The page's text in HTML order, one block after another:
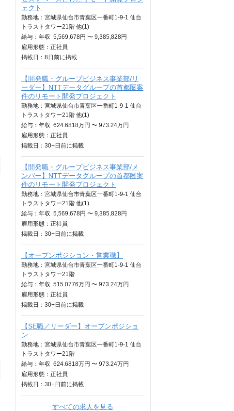
ェクト
勤務地：宮城県仙台市青葉区一番町1-9-1 仙台
トラストタワー21階 他(1)
給与： 年収 5,569,678円 〜 9,385,828円
雇用形態：正社員
掲載日： 8日 前に掲載
【開発職・グループビジネス事業部/リ
ーダー】NTTデータグループの首都圏案
件のリモート開発プロジェクト
勤務地：宮城県仙台市青葉区一番町1-9-1 仙台
トラストタワー21階 他(1)
給与： 年収 624.6818万円 〜 973.24万円
雇用形態：正社員
掲載日： 30+日 前に掲載
【開発職・グループビジネス事業部/メ
ンバー】NTTデータグループの首都圏案
件のリモート開発プロジェクト
勤務地：宮城県仙台市青葉区一番町1-9-1 仙台
トラストタワー21階 他(1)
給与： 年収 5,569,678円 〜 9,385,828円
雇用形態：正社員
掲載日： 30+日 前に掲載
【オープンポジション・営業職】
勤務地：宮城県仙台市青葉区一番町1-9-1 仙台
トラストタワー21階
給与： 年収 515.0776万円 〜 973.24万円
雇用形態：正社員
掲載日： 30+日 前に掲載
【SE職／リーダー】オープンポジショ
ン
勤務地：宮城県仙台市青葉区一番町1-9-1 仙台
トラストタワー21階
給与： 年収 624.6818万円 〜 973.24万円
雇用形態：正社員
掲載日： 30+日 前に掲載
すべての求人を見る